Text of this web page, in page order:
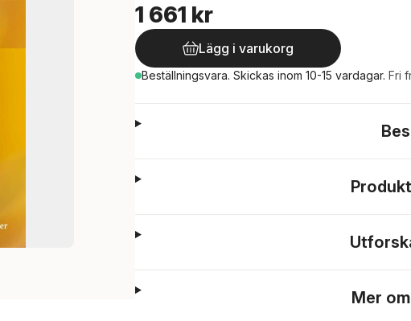
1 661 kr
Lägg i varukorg
Beställningsvara. Skickas inom 10-15 vardagar. Fri
Mer